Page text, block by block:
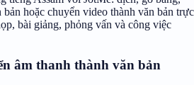
hoặc chuyển video thành văn bản trực
bài giảng, phỏng vấn và công việc
âm thanh thành văn bản